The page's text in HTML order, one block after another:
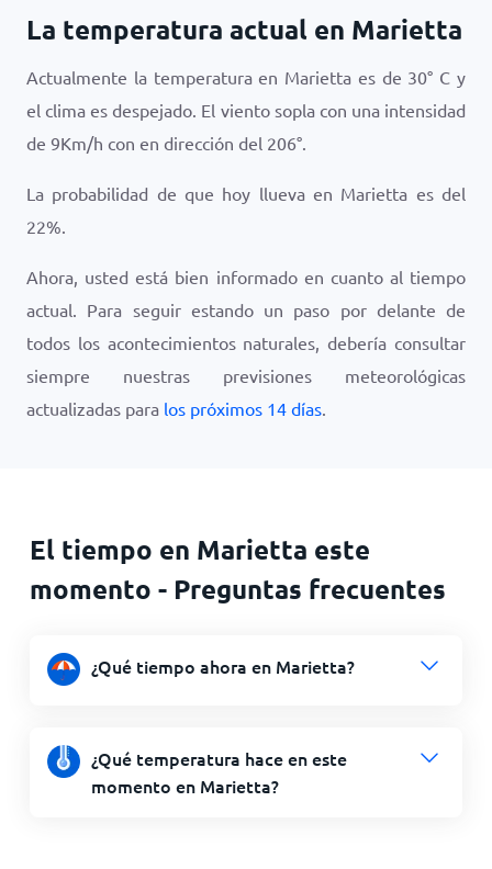
La temperatura actual en Marietta
Actualmente la temperatura en Marietta es de 30° C y
el clima es despejado. El viento sopla con una intensidad
de 9Km/h con en dirección del 206°.
La probabilidad de que hoy llueva en Marietta es del
22%.
Ahora, usted está bien informado en cuanto al tiempo
actual. Para seguir estando un paso por delante de
todos los acontecimientos naturales, debería consultar
siempre nuestras previsiones meteorológicas
actualizadas para los próximos 14 días.
El tiempo en Marietta este
momento - Preguntas frecuentes
¿Qué tiempo ahora en Marietta?
¿Qué temperatura hace en este
momento en Marietta?